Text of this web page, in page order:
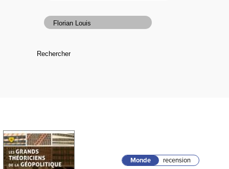
Monde recension